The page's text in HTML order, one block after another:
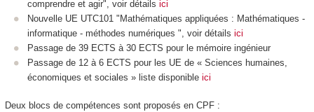
comprendre et agir", voir détails ici
Nouvelle UE UTC101 "Mathématiques appliquées : Mathématiques -
informatique - méthodes numériques ", voir détails ici
Passage de 39 ECTS à 30 ECTS pour le mémoire ingénieur
Passage de 12 à 6 ECTS pour les UE de « Sciences humaines,
économiques et sociales » liste disponible ici
Deux blocs de compétences sont proposés en CPF: